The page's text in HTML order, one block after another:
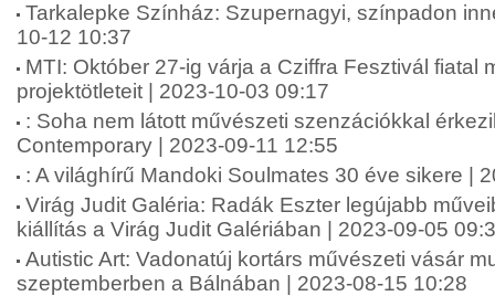
Tarkalepke Színház: Szupernagyi, színpadon
10-12 10:37
MTI: Október 27-ig várja a Cziffra Fesztivál fiatal
projektötleteit | 2023-10-03 09:17
: Soha nem látott művészeti szenzációkkal
Contemporary | 2023-09-11 12:55
: A világhírű Mandoki Soulmates 30 éve sikere |
Virág Judit Galéria: Radák Eszter legújabb
kiállítás a Virág Judit Galériában | 2023-09-05
Autistic Art: Vadonatúj kortárs művészeti vásár
szeptemberben a Bálnában | 2023-08-15 10:28